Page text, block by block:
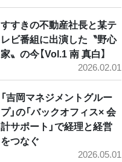
すすきの不動産社長と某テ
レビ番組に出演した〝野心
家〟の今【Vol.1 南 真白】
2026.02.01
「吉岡マネジメントグルー
プ」の「バックオフィス× 会
計サポート」で経理と経営
をつなぐ
2026.05.01